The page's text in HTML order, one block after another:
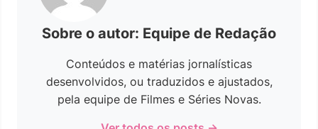
Sobre o autor: Equipe de Redação
Conteúdos e matérias jornalísticas
desenvolvidos, ou traduzidos e ajustados,
pela equipe de Filmes e Séries Novas.